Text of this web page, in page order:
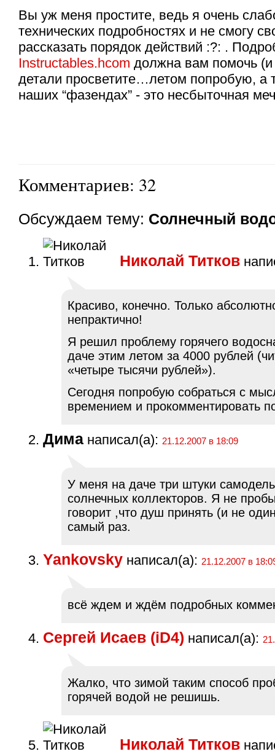
Вы уж меня простите, ведь я очень
технических подробностях и не смогу
рассказать порядок действий :?: .
Instructables.hcom должна вам помочь
детали просветите…летом попробую, а
наших “фазендах” - это несбыточная
Комментариев: 32
Обсуждаем тему: Солнечный
Николай Титков
Красиво, конечно. Только
непрактично!
Я решил проблему горячего
даче этим летом за 4000 рублей
«четыре тысячи рублей»).
Сегодня попробую собраться с
времением и прокомментировать
Дима написал(а): 21.12.2007 в 18:09
У меня на даче три штуки
солнечных коллекторов. Я не
говорит ,что душ принять (и не
самый раз.
Yankovsky написал(а): 21.12.2007 в
всё ждем и ждём подробных
Сергей Исаев (iD4) написал(а):
Жалко, что зимой таким способ
горячей водой не решишь.
Николай Титков